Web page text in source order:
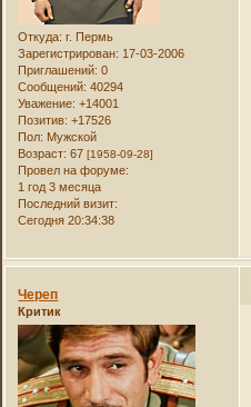
Откуда: г. Пермь
Зарегистрирован: 17-03-2006
Приглашений: 0
Сообщений: 40294
Уважение: +14001
Позитив: +17526
Пол: Мужской
Возраст: 67[1958-09-28]
Провел на форуме:
1 год 3 месяца
Последний визит:
Сегодня 20:34:38
Череп
Критик